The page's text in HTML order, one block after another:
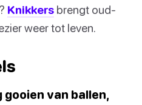
Knikkers brengt oud-
weer tot leven.
van ballen,